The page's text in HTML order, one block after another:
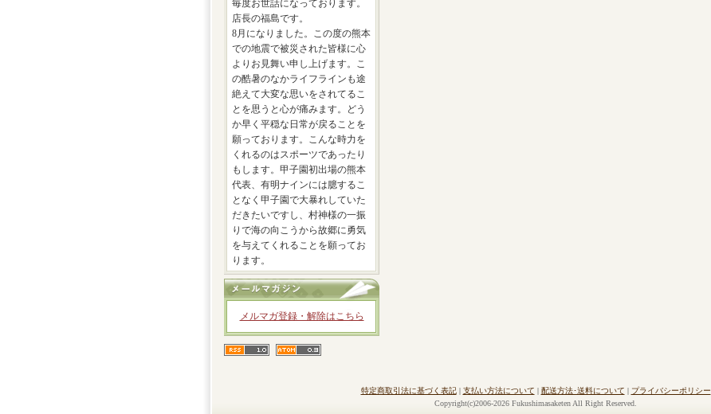
毎度お世話になっております。
店長の福島です。
8月になりました。この度の熊本
での地震で被災された皆様に心
よりお見舞い申し上げます。こ
の酷暑のなかライフラインも途
絶えて大変な思いをされてるこ
とを思うと心が痛みます。どう
か早く平穏な日常が戻ることを
願っております。こんな時力を
くれるのはスポーツであったり
もします。甲子園初出場の熊本
代表、有明ナインには臆するこ
となく甲子園で大暴れしていた
だきたいですし、村神様の一振
りで海の向こうから故郷に勇気
を与えてくれることを願ってお
ります。
メルマガ登録・解除はこちら
特定商取引法に基づく表記| 支払い方法について | 配送方法･送料について | プライバシーポリシー
Copyright(c)2006-2026 Fukushimasaketen All Right Reserved.